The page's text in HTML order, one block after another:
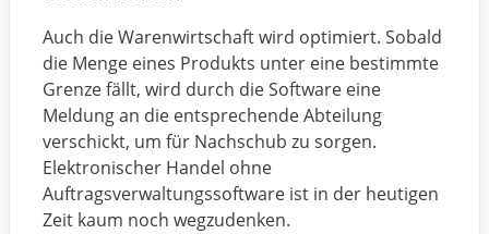
Auch die Warenwirtschaft wird optimiert. Sobald
die Menge eines Produkts unter eine bestimmte
Grenze fällt, wird durch die Software eine
Meldung an die entsprechende Abteilung
verschickt, um für Nachschub zu sorgen.
Elektronischer Handel ohne
Auftragsverwaltungssoftware ist in der heutigen
Zeit kaum noch wegzudenken.